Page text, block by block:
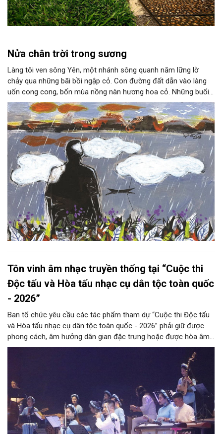
Nửa chân trời trong sương
Làng tôi ven sông Yên, một nhánh sông quanh năm lững lờ
chảy qua những bãi bồi ngập cỏ. Con đường đất dẫn vào làng
uốn cong cong, bốn mùa nồng nàn hương hoa cỏ. Những buổi
hoàng hôn, khi nắng đã dịu xuống phía cuối sông, đám hoa tím
lại thẫm màu như có ai vừa rắc lên một lớp khói.
Tôn vinh âm nhạc truyền thống tại “Cuộc thi
Độc tấu và Hòa tấu nhạc cụ dân tộc toàn quốc
- 2026”
Ban tổ chức yêu cầu các tác phẩm tham dự “Cuộc thi Độc tấu
và Hòa tấu nhạc cụ dân tộc toàn quốc - 2026” phải giữ được
phong cách, âm hưởng dân gian đặc trưng hoặc được hòa âm,
phối khí mới trên nền tảng làn điệu âm nhạc truyền thống Việt
Nam, đồng thời phải được trình diễn trực tiếp bằng nhạc cụ dân